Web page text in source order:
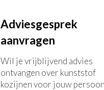
Adviesgesprek
aanvragen
Wil je vrijblijvend advies
ontvangen over kunststof
kozijnen voor jouw